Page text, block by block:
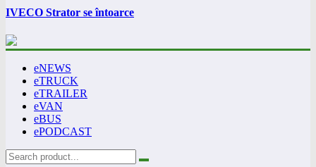
IVECO Strator se întoarce
eNEWS
eTRUCK
eTRAILER
eVAN
eBUS
ePODCAST